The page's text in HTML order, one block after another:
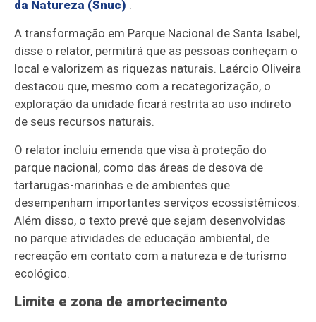
da Natureza (Snuc) .
A transformação em Parque Nacional de Santa Isabel,
disse o relator, permitirá que as pessoas conheçam o
local e valorizem as riquezas naturais. Laércio Oliveira
destacou que, mesmo com a recategorização, o
exploração da unidade ficará restrita ao uso indireto
de seus recursos naturais.
O relator incluiu emenda que visa à proteção do
parque nacional, como das áreas de desova de
tartarugas-marinhas e de ambientes que
desempenham importantes serviços ecossistêmicos.
Além disso, o texto prevê que sejam desenvolvidas
no parque atividades de educação ambiental, de
recreação em contato com a natureza e de turismo
ecológico.
Limite e zona de amortecimento